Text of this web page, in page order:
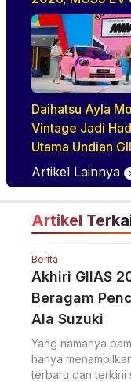
Hybrid+
Daihatsu Ayla
Vintage Jadi
Utama Undian
2026, Basisnya
Terlaris
Artikel Lainnya
Artikel
Berita
Akhiri GIIAS
Beragam
Ala Suzuki
Yang namanya
hanya
terbaru dan terkini